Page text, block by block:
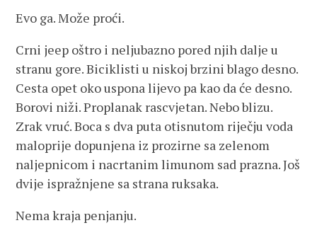
Evo ga. Može proći.
Crni jeep oštro i neljubazno pored njih dalje u
stranu gore. Biciklisti u niskoj brzini blago desno.
Cesta opet oko uspona lijevo pa kao da će desno.
Borovi niži. Proplanak rascvjetan. Nebo blizu.
Zrak vruć. Boca s dva puta otisnutom riječju voda
maloprije dopunjena iz prozirne sa zelenom
naljepnicom i nacrtanim limunom sad prazna. Još
dvije ispražnjene sa strana ruksaka.
Nema kraja penjanju.